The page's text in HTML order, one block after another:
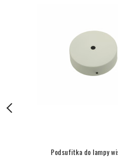
Podsufitka do lampy